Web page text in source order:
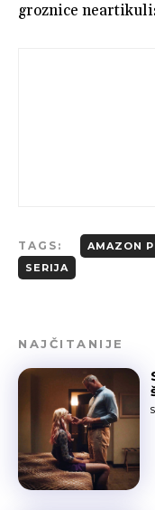
groznice
TAGS: AMAZON
SERIJA
NAJČITANIJE